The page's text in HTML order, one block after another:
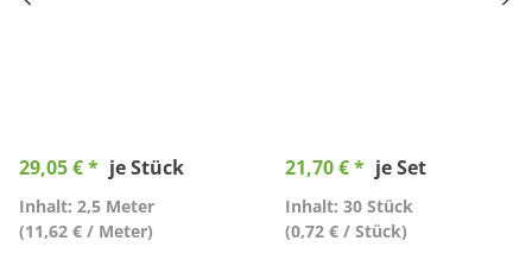
29,05 € * je Stück
Inhalt: 2,5 Meter
(11,62 € / Meter)
21,70 € * je Set
Inhalt: 30 Stück
(0,72 € / Stück)